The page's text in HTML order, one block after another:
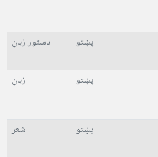
پښتو دستور زبان
پښتو زبان
پښتو شعر